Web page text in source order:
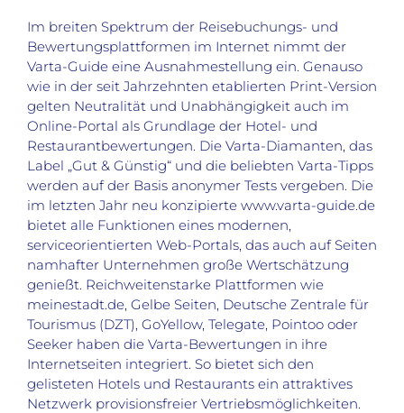
Im breiten Spektrum der Reisebuchungs- und
Bewertungsplattformen im Internet nimmt der
Varta-Guide eine Ausnahmestellung ein. Genauso
wie in der seit Jahrzehnten etablierten Print-Version
gelten Neutralität und Unabhängigkeit auch im
Online-Portal als Grundlage der Hotel- und
Restaurantbewertungen. Die Varta-Diamanten, das
Label „Gut & Günstig“ und die beliebten Varta-Tipps
werden auf der Basis anonymer Tests vergeben. Die
im letzten Jahr neu konzipierte www.varta-guide.de
bietet alle Funktionen eines modernen,
serviceorientierten Web-Portals, das auch auf Seiten
namhafter Unternehmen große Wertschätzung
genießt. Reichweitenstarke Plattformen wie
meinestadt.de, Gelbe Seiten, Deutsche Zentrale für
Tourismus (DZT), GoYellow, Telegate, Pointoo oder
Seeker haben die Varta-Bewertungen in ihre
Internetseiten integriert. So bietet sich den
gelisteten Hotels und Restaurants ein attraktives
Netzwerk provisionsfreier Vertriebsmöglichkeiten.